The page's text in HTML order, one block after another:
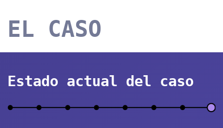
EL CASO
Estado actual del caso